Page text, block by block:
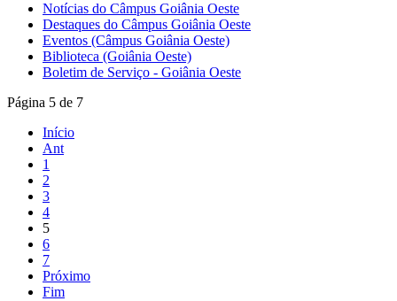
Notícias do Câmpus Goiânia Oeste
Destaques do Câmpus Goiânia Oeste
Eventos (Câmpus Goiânia Oeste)
Biblioteca (Goiânia Oeste)
Boletim de Serviço - Goiânia Oeste
Página 5 de 7
Início
Ant
1
2
3
4
5
6
7
Próximo
Fim